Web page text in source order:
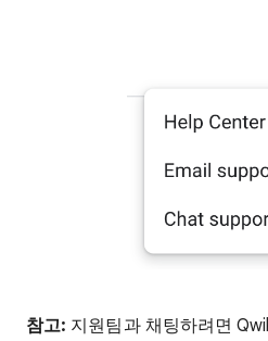
참고: 지원팀과 채팅하려면